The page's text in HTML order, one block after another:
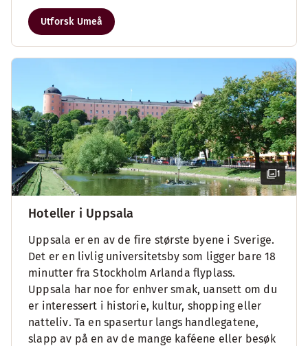
Utforsk Umeå
1
Hoteller i Uppsala
Uppsala er en av de fire største byene i Sverige.
Det er en livlig universitetsby som ligger bare 18
minutter fra Stockholm Arlanda flyplass.
Uppsala har noe for enhver smak, uansett om du
er interessert i historie, kultur, shopping eller
natteliv. Ta en spasertur langs handlegatene,
slapp av på en av de mange kaféene eller besøk